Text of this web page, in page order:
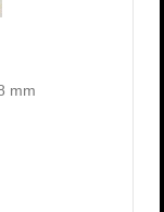
mm